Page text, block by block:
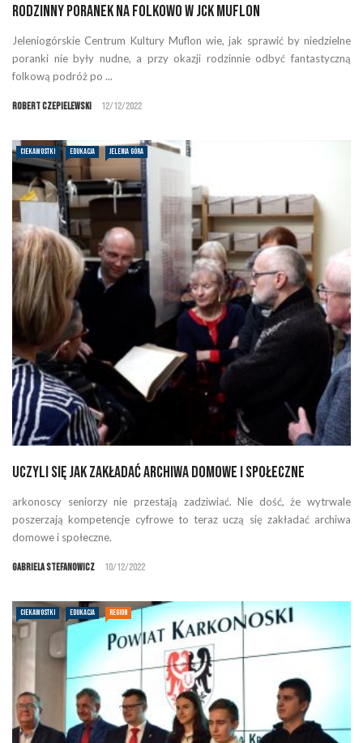
Rodzinny Poranek na folkowo w JCK Muflon
Jeleniogórskie Centrum Kultury Muflon wie, jak sprawić by niedzielne
poranki nie były nudne, a przy okazji rodzinnie odbyć fantastyczną
folkową podróż po ...
Robert Czepielewski 12/12/2022
CIEKAWOSTKI EDUKACJA JELENIA GÓRA
Uczyli się jak zakładać archiwa domowe i społeczne
arkonoscy seniorzy nie przestają zadziwiać. Nie dość, że wytrwale
poszerzają kompetencje cyfrowe to teraz uczą się zakładać archiwa
domowe i społeczne.
Gabriela Stefanowicz 10/12/2022
CIEKAWOSTKI EDUKACJA REGION